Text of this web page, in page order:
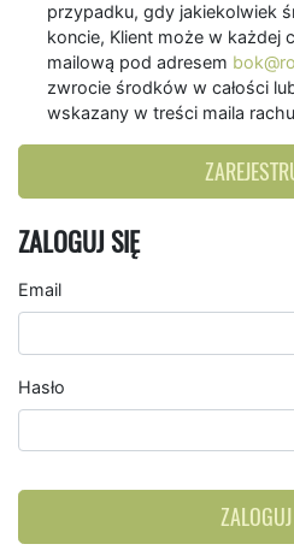
przypadku, gdy jakiekolwiek
koncie, Klient może w każdej
mailową pod adresem
zwrocie środków w całości
wskazany w treści maila
ZALOGUJ SIĘ
Email
Hasło